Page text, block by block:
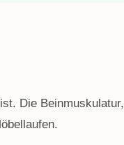
Die Beinmuskulatur,